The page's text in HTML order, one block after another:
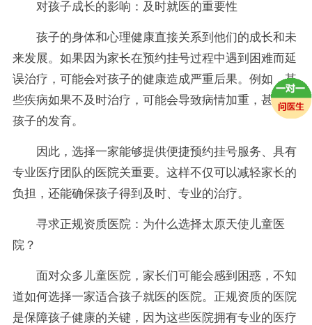
对孩子成长的影响：及时就医的重要性
孩子的身体和心理健康直接关系到他们的成长和未
来发展。如果因为家长在预约挂号过程中遇到困难而延
误治疗，可能会对孩子的健康造成严重后果。例如，某
些疾病如果不及时治疗，可能会导致病情加重，甚影响
孩子的发育。
因此，选择一家能够提供便捷预约挂号服务、具有
专业医疗团队的医院关重要。这样不仅可以减轻家长的
负担，还能确保孩子得到及时、专业的治疗。
寻求正规资质医院：为什么选择太原天使儿童医
院？
面对众多儿童医院，家长们可能会感到困惑，不知
道如何选择一家适合孩子就医的医院。正规资质的医院
是保障孩子健康的关键，因为这些医院拥有专业的医疗